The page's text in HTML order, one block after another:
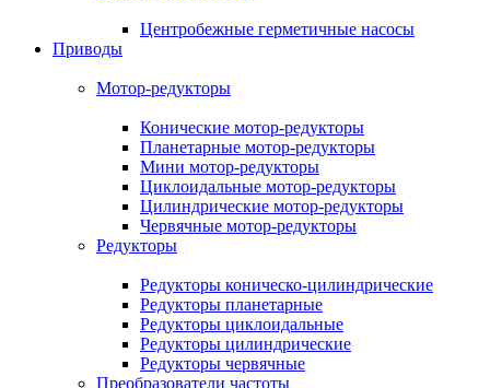
Центробежные герметичные насосы
Приводы
Мотор-редукторы
Конические мотор-редукторы
Планетарные мотор-редукторы
Мини мотор-редукторы
Циклоидальные мотор-редукторы
Цилиндрические мотор-редукторы
Червячные мотор-редукторы
Редукторы
Редукторы коническо-цилиндрические
Редукторы планетарные
Редукторы циклоидальные
Редукторы цилиндрические
Редукторы червячные
Преобразователи частоты